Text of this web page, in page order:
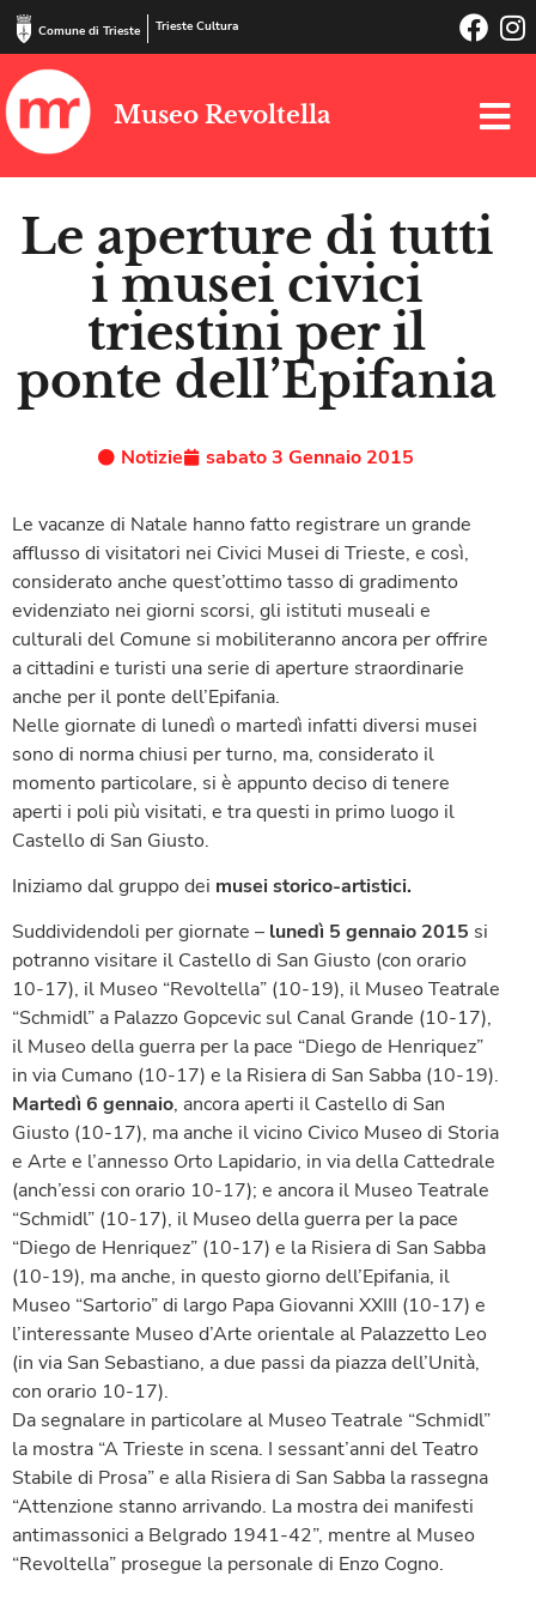
Comune di Trieste Trieste Cultura
Museo Revoltella
Le aperture di tutti
i musei civici
triestini per il
ponte dell’Epifania
Notizie sabato 3 Gennaio 2015
Le vacanze di Natale hanno fatto registrare un grande
afflusso di visitatori nei Civici Musei di Trieste, e così,
considerato anche quest’ottimo tasso di gradimento
evidenziato nei giorni scorsi, gli istituti museali e
culturali del Comune si mobiliteranno ancora per offrire
a cittadini e turisti una serie di aperture straordinarie
anche per il ponte dell’Epifania.
Nelle giornate di lunedì o martedì infatti diversi musei
sono di norma chiusi per turno, ma, considerato il
momento particolare, si è appunto deciso di tenere
aperti i poli più visitati, e tra questi in primo luogo il
Castello di San Giusto.
Iniziamo dal gruppo dei musei storico-artistici.
Suddividendoli per giornate – lunedì 5 gennaio 2015 si
potranno visitare il Castello di San Giusto (con orario
10-17), il Museo “Revoltella” (10-19), il Museo Teatrale
“Schmidl” a Palazzo Gopcevic sul Canal Grande (10-17),
il Museo della guerra per la pace “Diego de Henriquez”
in via Cumano (10-17) e la Risiera di San Sabba (10-19).
Martedì 6 gennaio, ancora aperti il Castello di San
Giusto (10-17), ma anche il vicino Civico Museo di Storia
e Arte e l’annesso Orto Lapidario, in via della Cattedrale
(anch’essi con orario 10-17); e ancora il Museo Teatrale
“Schmidl” (10-17), il Museo della guerra per la pace
“Diego de Henriquez” (10-17) e la Risiera di San Sabba
(10-19), ma anche, in questo giorno dell’Epifania, il
Museo “Sartorio” di largo Papa Giovanni XXIII (10-17) e
l’interessante Museo d’Arte orientale al Palazzetto Leo
(in via San Sebastiano, a due passi da piazza dell’Unità,
con orario 10-17).
Da segnalare in particolare al Museo Teatrale “Schmidl”
la mostra “A Trieste in scena. I sessant’anni del Teatro
Stabile di Prosa” e alla Risiera di San Sabba la rassegna
“Attenzione stanno arrivando. La mostra dei manifesti
antimassonici a Belgrado 1941-42”, mentre al Museo
“Revoltella” prosegue la personale di Enzo Cogno.